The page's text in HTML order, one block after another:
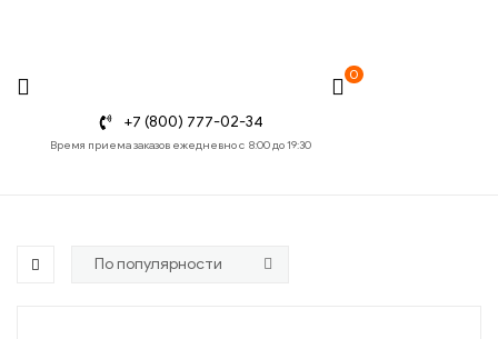
+7 (800) 777-02-34
Время приема заказов ежедневно с 8:00 до 19:30
0